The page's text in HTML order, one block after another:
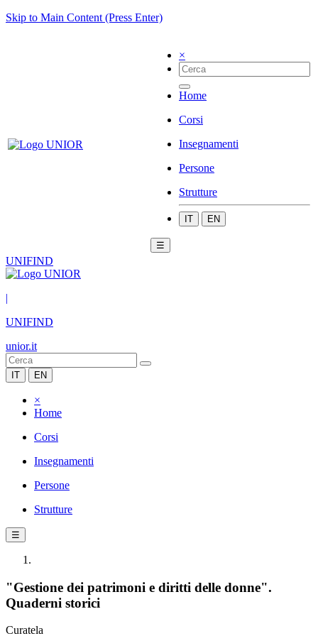
Skip to Main Content (Press Enter)
×
Home
Corsi
Insegnamenti
Persone
Strutture
IT EN
☰
UNIFIND
|
UNIFIND
unior.it
IT EN
×
Home
Corsi
Insegnamenti
Persone
Strutture
☰
"Gestione dei patrimoni e diritti delle donne".
Quaderni storici
Curatela